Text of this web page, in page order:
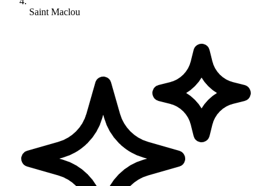
Saint Maclou